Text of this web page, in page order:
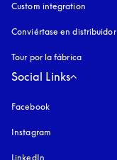
Custom integration
Conviértase en distribuidor
Tour por la fábrica
Social Links
Facebook
Instagram
LinkedIn